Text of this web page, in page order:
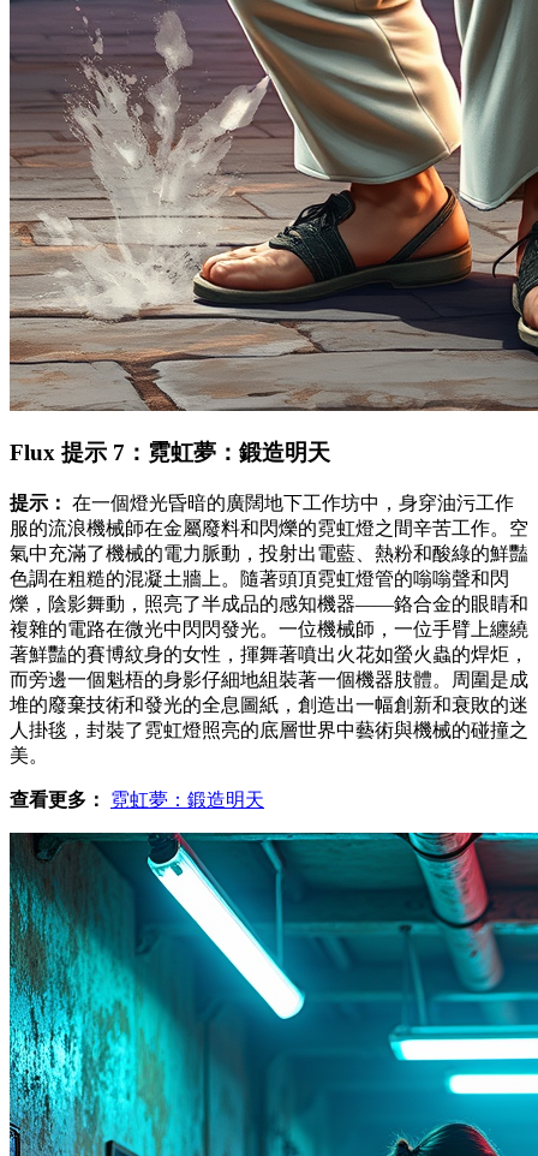
Flux 提示 7：霓虹夢：鍛造明天
提示： 在一個燈光昏暗的廣闊地下工作坊中，身穿油污工作
服的流浪機械師在金屬廢料和閃爍的霓虹燈之間辛苦工作。空
氣中充滿了機械的電力脈動，投射出電藍、熱粉和酸綠的鮮豔
色調在粗糙的混凝土牆上。隨著頭頂霓虹燈管的嗡嗡聲和閃
爍，陰影舞動，照亮了半成品的感知機器——鉻合金的眼睛和
複雜的電路在微光中閃閃發光。一位機械師，一位手臂上纏繞
著鮮豔的賽博紋身的女性，揮舞著噴出火花如螢火蟲的焊炬，
而旁邊一個魁梧的身影仔細地組裝著一個機器肢體。周圍是成
堆的廢棄技術和發光的全息圖紙，創造出一幅創新和衰敗的迷
人掛毯，封裝了霓虹燈照亮的底層世界中藝術與機械的碰撞之
美。
查看更多： 霓虹夢：鍛造明天